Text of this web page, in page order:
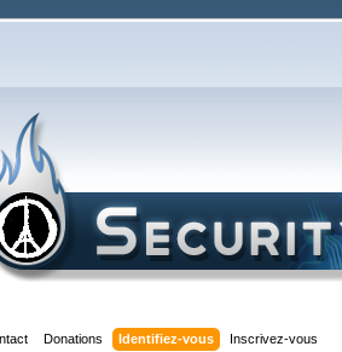
Donations Identifiez-vous Inscrivez-vous